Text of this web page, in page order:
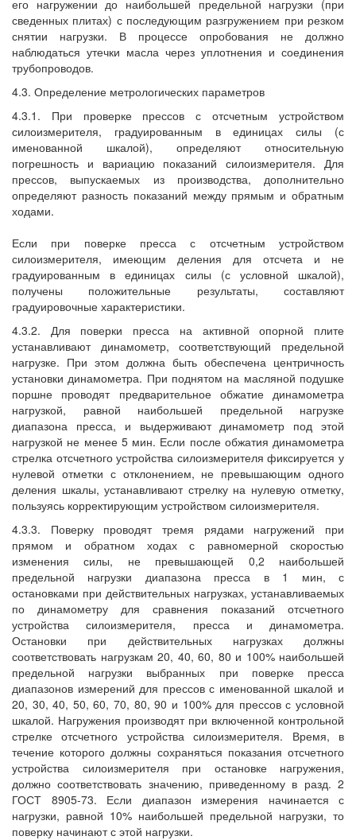
его нагружении до наибольшей предельной нагрузки (при
сведенных плитах) с последующим разгружением при резком
снятии нагрузки. В процессе опробования не должно
наблюдаться утечки масла через уплотнения и соединения
трубопроводов.
4.3. Определение метрологических параметров
4.3.1. При проверке прессов с отсчетным устройством
силоизмерителя, градуированным в единицах силы (с
именованной шкалой), определяют относительную
погрешность и вариацию показаний силоизмерителя. Для
прессов, выпускаемых из производства, дополнительно
определяют разность показаний между прямым и обратным
ходами.
Если при поверке пресса с отсчетным устройством
силоизмерителя, имеющим деления для отсчета и не
градуированным в единицах силы (с условной шкалой),
получены положительные результаты, составляют
градуировочные характеристики.
4.3.2. Для поверки пресса на активной опорной плите
устанавливают динамометр, соответствующий предельной
нагрузке. При этом должна быть обеспечена центричность
установки динамометра. При поднятом на масляной подушке
поршне проводят предварительное обжатие динамометра
нагрузкой, равной наибольшей предельной нагрузке
диапазона пресса, и выдерживают динамометр под этой
нагрузкой не менее 5 мин. Если после обжатия динамометра
стрелка отсчетного устройства силоизмерителя фиксируется у
нулевой отметки с отклонением, не превышающим одного
деления шкалы, устанавливают стрелку на нулевую отметку,
пользуясь корректирующим устройством силоизмерителя.
4.3.3. Поверку проводят тремя рядами нагружений при
прямом и обратном ходах с равномерной скоростью
изменения силы, не превышающей 0,2 наибольшей
предельной нагрузки диапазона пресса в 1 мин, с
остановками при действительных нагрузках, устанавливаемых
по динамометру для сравнения показаний отсчетного
устройства силоизмерителя, пресса и динамометра.
Остановки при действительных нагрузках должны
соответствовать нагрузкам 20, 40, 60, 80 и 100% наибольшей
предельной нагрузки выбранных при поверке пресса
диапазонов измерений для прессов с именованной шкалой и
20, 30, 40, 50, 60, 70, 80, 90 и 100% для прессов с условной
шкалой. Нагружения производят при включенной контрольной
стрелке отсчетного устройства силоизмерителя. Время, в
течение которого должны сохраняться показания отсчетного
устройства силоизмерителя при остановке нагружения,
должно соответствовать значению, приведенному в разд. 2
ГОСТ 8905-73. Если диапазон измерения начинается с
нагрузки, равной 10% наибольшей предельной нагрузки, то
поверку начинают с этой нагрузки.